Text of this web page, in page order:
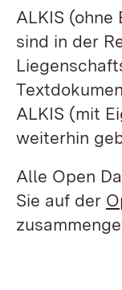
ALKIS
sind in der
ALKIS (mit
weiterhin
Alle Open
Sie auf der